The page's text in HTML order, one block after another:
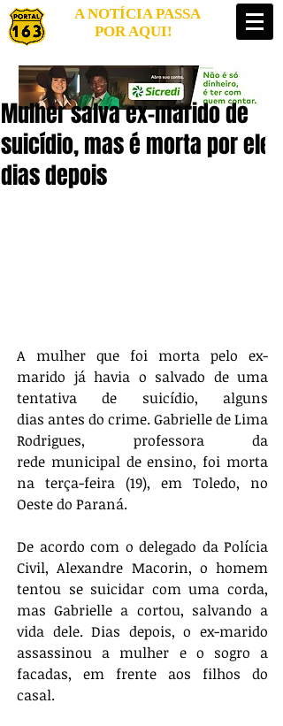
A NOTÍCIA PASSA
POR AQUI!
Mulher salva ex-marido de
suicídio, mas é morta por ele
dias depois
A mulher que foi morta pelo ex-
marido já havia o salvado de uma
tentativa de suicídio, alguns
dias antes do crime. Gabrielle de Lima
Rodrigues, professora da
rede municipal de ensino, foi morta
na terça-feira (19), em Toledo, no
Oeste do Paraná.
De acordo com o delegado da Polícia
Civil, Alexandre Macorin, o homem
tentou se suicidar com uma corda,
mas Gabrielle a cortou, salvando a
vida dele. Dias depois, o ex-marido
assassinou a mulher e o sogro a
facadas, em frente aos filhos do
casal.